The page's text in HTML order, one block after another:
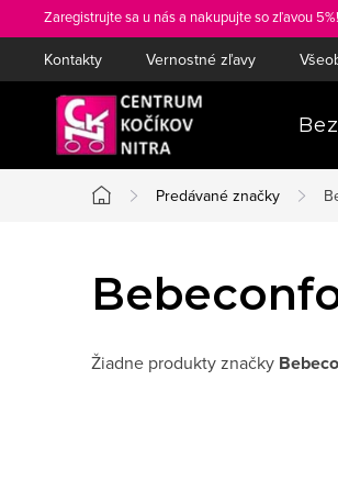
na
Zaregistrujte sa u nás a nakupujte so zľavou
Kontakty Vernostné zľavy
Domov
Predávané značky
Žiadne produkty značky